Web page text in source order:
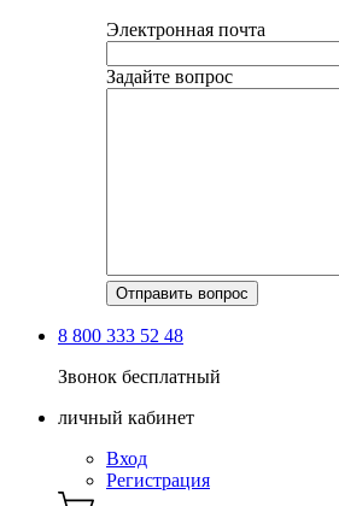
Электронная почта
Задайте вопрос
8 800 333 52 48
Звонок бесплатный
личный кабинет
Вход
Регистрация